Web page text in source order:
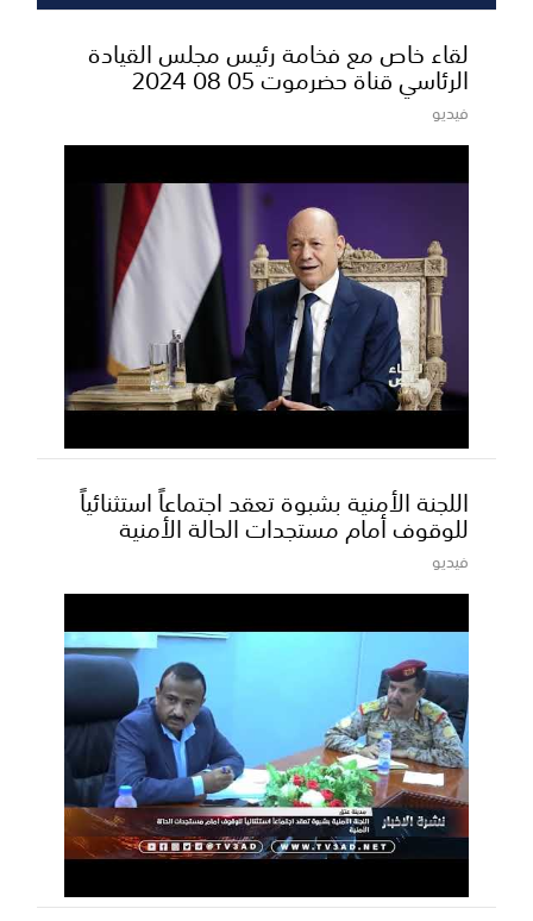
لقاء خاص مع فخامة رئيس مجلس القيادة
الرئاسي قناة حضرموت 05 08 2024
فيديو
اللجنة الأمنية بشبوة تعقد اجتماعاً استثنائياً
للوقوف أمام مستجدات الحالة الأمنية
فيديو